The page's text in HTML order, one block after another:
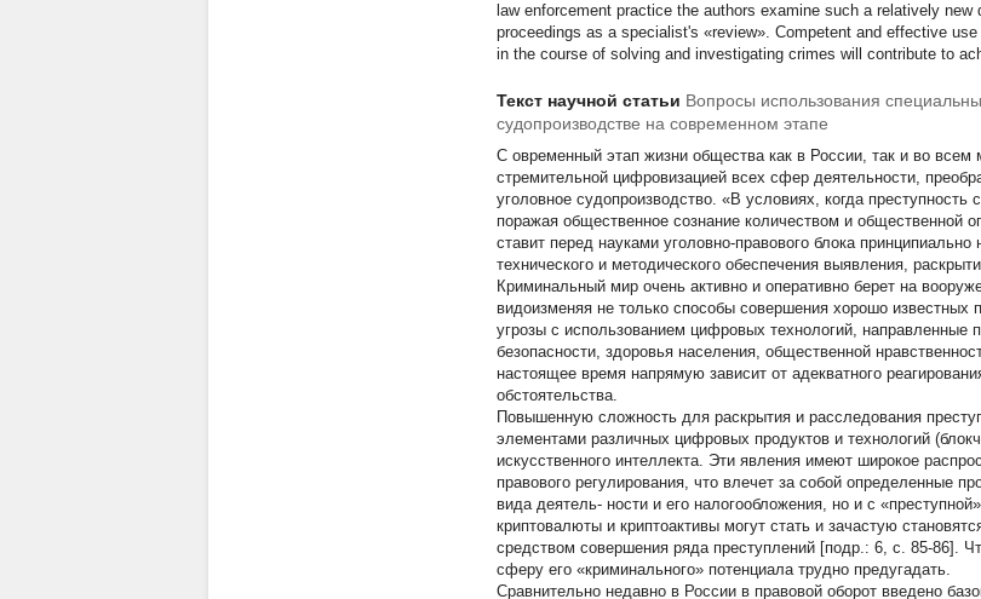
law enforcement practice the authors examine such a relatively
proceedings as a specialist's «review». Competent and effective
in the course of solving and investigating crimes will contribute to
Текст научной статьи Вопросы использования
судопроизводстве на современном этапе
С овременный этап жизни общества как в России, так и во
стремительной цифровизацией всех сфер деятельности,
уголовное судопроизводство. «В условиях, когда
поражая общественное сознание количеством и общественной
ставит перед науками уголовно-правового блока
технического и методического обеспечения выявления,
Криминальный мир очень активно и оперативно берет на
видоизменяя не только способы совершения хорошо
угрозы с использованием цифровых технологий, направленные
безопасности, здоровья населения, общественной
настоящее время напрямую зависит от адекватного
обстоятельства.
Повышенную сложность для раскрытия и расследования
элементами различных цифровых продуктов и технологий
искусственного интеллекта. Эти явления имеют широкое
правового регулирования, что влечет за собой определенные
вида деятель- ности и его налогообложения, но и с
криптовалюты и криптоактивы могут стать и зачастую
средством совершения ряда преступлений [подр.: 6, с. 85-86].
сферу его «криминального» потенциала трудно предугадать.
Сравнительно недавно в России в правовой оборот введено